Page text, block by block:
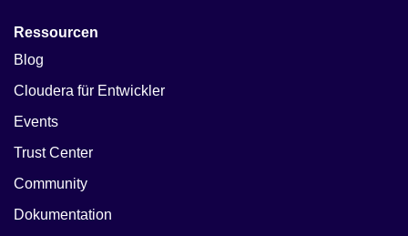
Ressourcen
Blog
Cloudera für Entwickler
Events
Trust Center
Community
Dokumentation